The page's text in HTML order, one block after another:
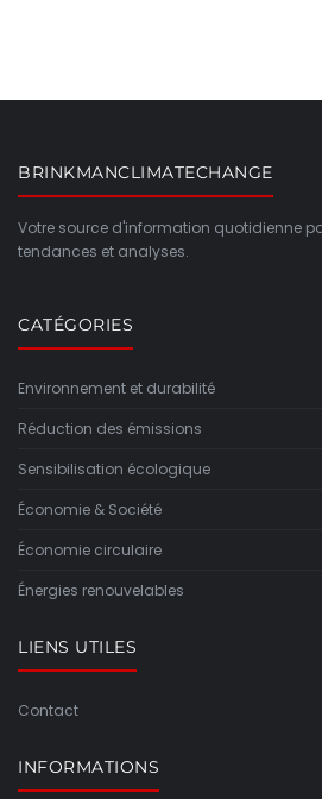
BRINKMANCLIMATECHANGE
Votre source d'information quotidienne
tendances et analyses.
CATÉGORIES
Environnement et durabilité
Réduction des émissions
Sensibilisation écologique
Économie & Société
Économie circulaire
Énergies renouvelables
LIENS UTILES
Contact
INFORMATIONS